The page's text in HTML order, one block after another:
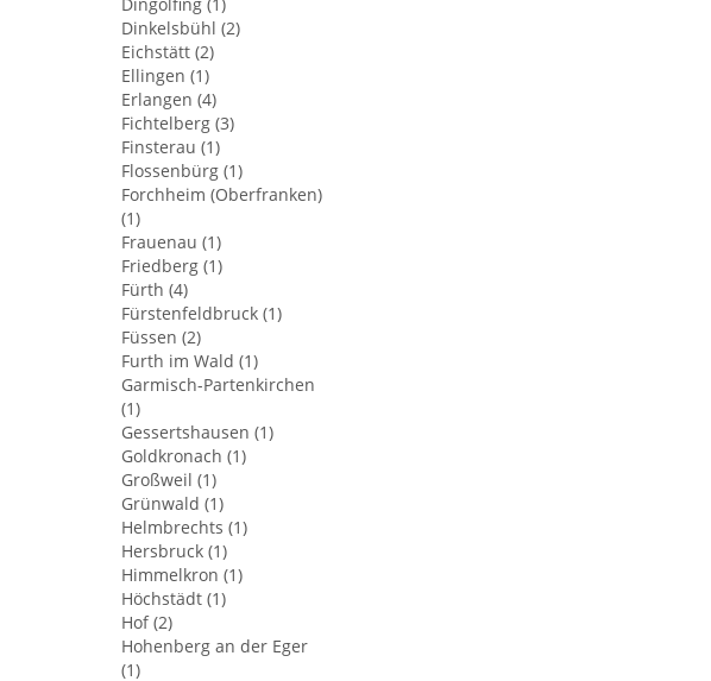
Dinkelsbühl (2)
Eichstätt (2)
Ellingen (1)
Erlangen (4)
Fichtelberg (3)
Finsterau (1)
Flossenbürg (1)
Forchheim (Oberfranken)
(1)
Frauenau (1)
Friedberg (1)
Fürth (4)
Fürstenfeldbruck (1)
Füssen (2)
Furth im Wald (1)
Garmisch-Partenkirchen
(1)
Gessertshausen (1)
Goldkronach (1)
Großweil (1)
Grünwald (1)
Helmbrechts (1)
Hersbruck (1)
Himmelkron (1)
Höchstädt (1)
Hof (2)
Hohenberg an der Eger
(1)